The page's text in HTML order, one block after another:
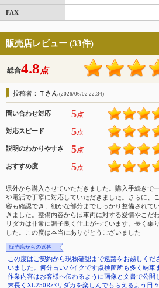
FAX
販売店レビュー (33件)
総合4.8点
投稿者： Ｔさん (2026/06/02 22:34)
問い合わせ対応 5点
対応スピード 5点
説明のわかりやすさ 5点
おすすめ度 5点
県外から購入させていただきました。購入手続きで
や電話で丁寧に対応していただきました。さらに、
容も確認でき、細かな部分までしっかり整備されて
きました。整備内容からは車両に対する愛情やこだ
リダカは非常に調子良く仕上がっています。長く乗
した。この度は本当にありがとうございました
販売店からの返答
この度はご契約から現物確認まで遠路をお越しく
いました。何分古いバイクです点検箇所も多く納車
作業内容はお客様へ伝わるように画像と文書で公開
末長くXL250Rパリダカを楽しんでもらえるよう日